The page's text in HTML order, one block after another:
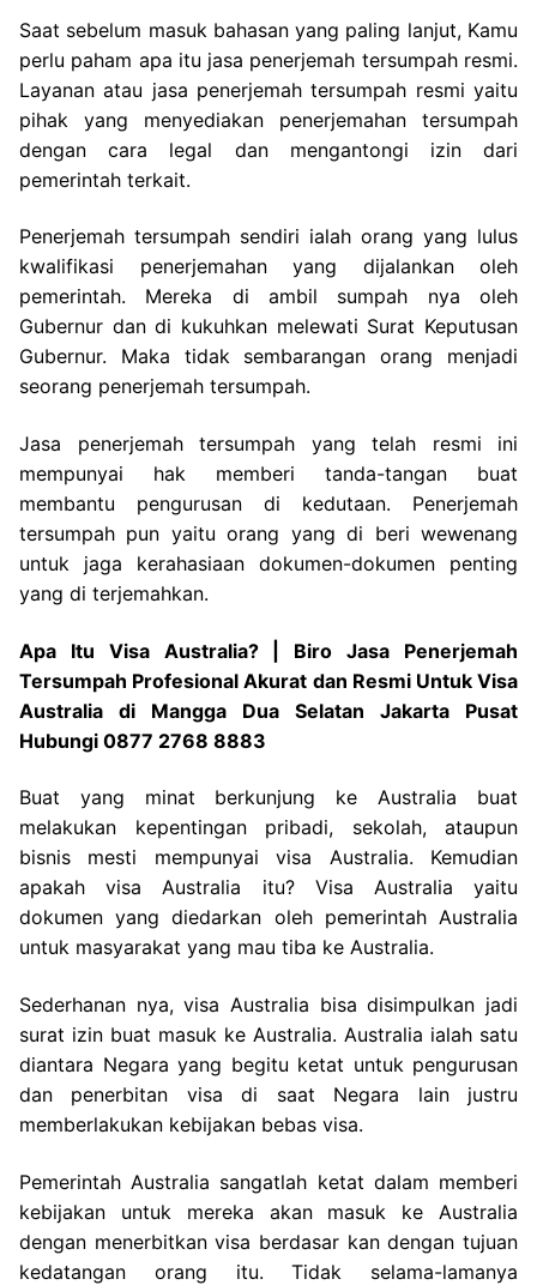
Saat sebelum masuk bahasan yang paling lanjut, Kamu
perlu paham apa itu jasa penerjemah tersumpah resmi.
Layanan atau jasa penerjemah tersumpah resmi yaitu
pihak yang menyediakan penerjemahan tersumpah
dengan cara legal dan mengantongi izin dari
pemerintah terkait.
Penerjemah tersumpah sendiri ialah orang yang lulus
kwalifikasi penerjemahan yang dijalankan oleh
pemerintah. Mereka di ambil sumpah nya oleh
Gubernur dan di kukuhkan melewati Surat Keputusan
Gubernur. Maka tidak sembarangan orang menjadi
seorang penerjemah tersumpah.
Jasa penerjemah tersumpah yang telah resmi ini
mempunyai hak memberi tanda-tangan buat
membantu pengurusan di kedutaan. Penerjemah
tersumpah pun yaitu orang yang di beri wewenang
untuk jaga kerahasiaan dokumen-dokumen penting
yang di terjemahkan.
Apa Itu Visa Australia? | Biro Jasa Penerjemah
Tersumpah Profesional Akurat dan Resmi Untuk Visa
Australia di Mangga Dua Selatan Jakarta Pusat
Hubungi 0877 2768 8883
Buat yang minat berkunjung ke Australia buat
melakukan kepentingan pribadi, sekolah, ataupun
bisnis mesti mempunyai visa Australia. Kemudian
apakah visa Australia itu? Visa Australia yaitu
dokumen yang diedarkan oleh pemerintah Australia
untuk masyarakat yang mau tiba ke Australia.
Sederhanan nya, visa Australia bisa disimpulkan jadi
surat izin buat masuk ke Australia. Australia ialah satu
diantara Negara yang begitu ketat untuk pengurusan
dan penerbitan visa di saat Negara lain justru
memberlakukan kebijakan bebas visa.
Pemerintah Australia sangatlah ketat dalam memberi
kebijakan untuk mereka akan masuk ke Australia
dengan menerbitkan visa berdasar kan dengan tujuan
kedatangan orang itu. Tidak selama-lamanya